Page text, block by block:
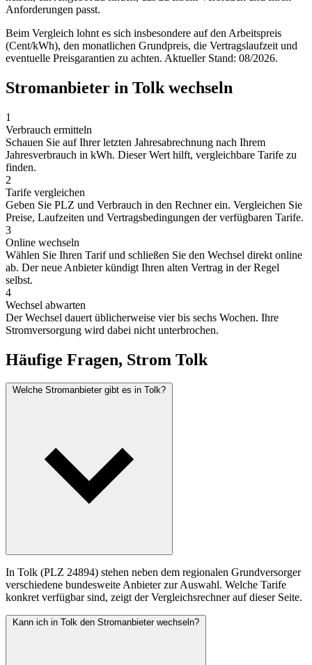
Anforderungen passt.
Beim Vergleich lohnt es sich insbesondere auf den Arbeitspreis
(Cent/kWh), den monatlichen Grundpreis, die Vertragslaufzeit und
eventuelle Preisgarantien zu achten. Aktueller Stand: 08/2026.
Stromanbieter in Tolk wechseln
1
Verbrauch ermitteln
Schauen Sie auf Ihrer letzten Jahresabrechnung nach Ihrem
Jahresverbrauch in kWh. Dieser Wert hilft, vergleichbare Tarife zu
finden.
2
Tarife vergleichen
Geben Sie PLZ und Verbrauch in den Rechner ein. Vergleichen Sie
Preise, Laufzeiten und Vertragsbedingungen der verfügbaren Tarife.
3
Online wechseln
Wählen Sie Ihren Tarif und schließen Sie den Wechsel direkt online
ab. Der neue Anbieter kündigt Ihren alten Vertrag in der Regel
selbst.
4
Wechsel abwarten
Der Wechsel dauert üblicherweise vier bis sechs Wochen. Ihre
Stromversorgung wird dabei nicht unterbrochen.
Häufige Fragen, Strom Tolk
Welche Stromanbieter gibt es in Tolk?
In Tolk (PLZ 24894) stehen neben dem regionalen Grundversorger
verschiedene bundesweite Anbieter zur Auswahl. Welche Tarife
konkret verfügbar sind, zeigt der Vergleichsrechner auf dieser Seite.
Kann ich in Tolk den Stromanbieter wechseln?